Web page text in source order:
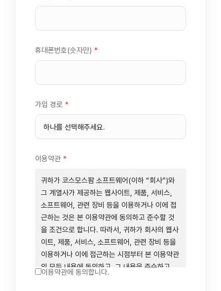
휴대폰번호(숫자만) *
가입 경로 *
이용약관 *
귀하가 코스모스팜 소프트웨어(이하 “회사”)와
그 계열사가 제공하는 웹사이트, 제품, 서비스,
소프트웨어, 관련 장비 등을 이용하거나 이에 접
근하는 것은 본 이용약관에 동의하고 준수할 것
을 조건으로 합니다. 따라서, 귀하가 회사의 웹사
이트, 제품, 서비스, 소프트웨어, 관련 장비 등을
이용하거나 이에 접근하는 시점부터 본 이용약관
의 모든 내용에 동의하고, 그 내용을 준수하고,
이용약관에 동의합니다.